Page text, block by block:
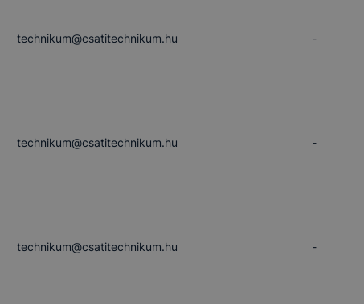
technikum​@csatitechnikum.hu -
technikum​@csatitechnikum.hu -
technikum​@csatitechnikum.hu -